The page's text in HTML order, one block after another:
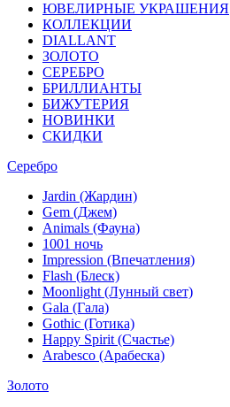
ЮВЕЛИРНЫЕ УКРАШЕНИЯ
КОЛЛЕКЦИИ
DIALLANT
ЗОЛОТО
СЕРЕБРО
БРИЛЛИАНТЫ
БИЖУТЕРИЯ
НОВИНКИ
СКИДКИ
Серебро
Jardin (Жардин)
Gem (Джем)
Animals (Фауна)
1001 ночь
Impression (Впечатления)
Flash (Блеск)
Moonlight (Лунный свет)
Gala (Гала)
Gothic (Готика)
Happy Spirit (Счастье)
Arabesco (Арабеска)
Золото